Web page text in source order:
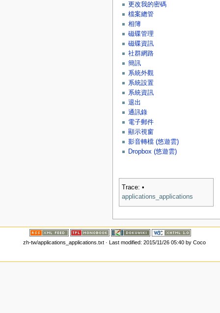
更改我的密碼
檔案總管
相簿
磁碟管理
磁碟資訊
社群網路
簡訊
系統外觀
系統設置
系統資訊
退出
通訊錄
電子郵件
顯示視窗
影音轉檔 (悠遊雲)
Dropbox (悠遊雲)
Trace: •
applications_applications
zh-tw/applications_applications.txt· Last modified: 2015/11/26 05:40 by Coco